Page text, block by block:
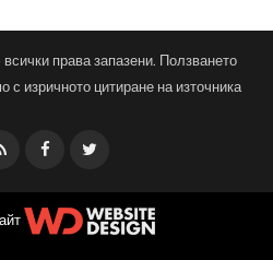
права запазени. Ползването
с изричното цитиране на източника
Facebook